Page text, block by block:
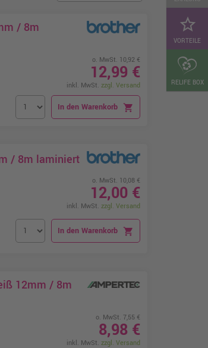
star_border
VORTEILE
RELIFE BOX
/ 8m
o. MwSt. 10,92 €
12,99 €
inkl. MwSt. zzgl. Versand
In den Warenkorb shopping_cart
/ 8m laminiert
o. MwSt. 10,08 €
12,00 €
inkl. MwSt. zzgl. Versand
In den Warenkorb shopping_cart
12mm / 8m
o. MwSt. 7,55 €
8,98 €
inkl. MwSt. zzgl. Versand